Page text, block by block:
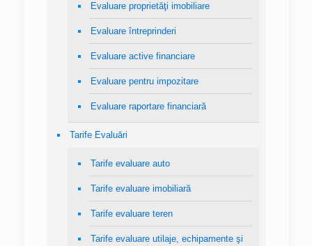
Evaluare proprietăţi imobiliare
Evaluare întreprinderi
Evaluare active financiare
Evaluare pentru impozitare
Evaluare raportare financiară
Tarife Evaluări
Tarife evaluare auto
Tarife evaluare imobiliară
Tarife evaluare teren
Tarife evaluare utilaje, echipamente şi